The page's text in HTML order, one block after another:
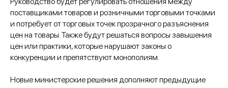
поставщиками товаров и розничными торговыми точками
и потребует от торговых точек прозрачного разъяснения
цен на товары. Также будут решаться вопросы завышения
цен или практики, которые нарушают законы о
конкуренции и препятствуют монополиям.
Новые министерские решения дополняют предыдущие